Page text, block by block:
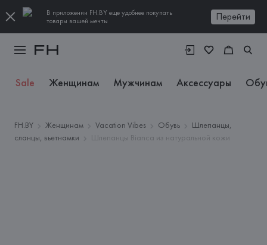
В приложении FH.BY еще удобнее покупать
товары вашей мечты
Перейти
Sale Женщинам Мужчинам Аксессуары
FH.BY Женщинам Vacation Vibes Обувь
Шлепанцы,
сланцы, вьетнамки
Шлепанцы Bianca из натуральной кожи